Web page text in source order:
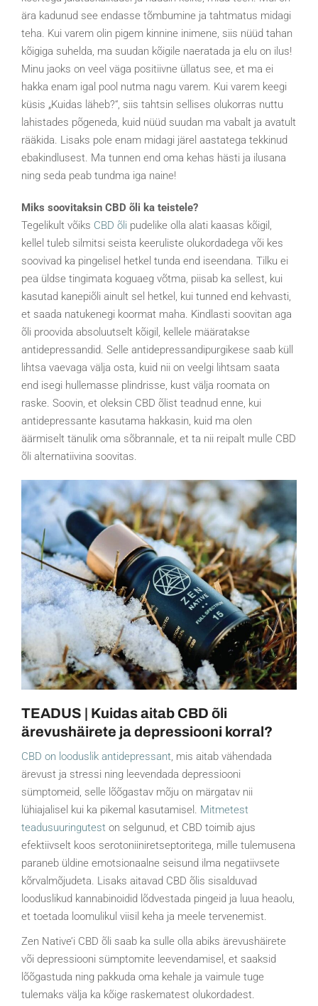
ära kadunud see endasse tõmbumine ja tahtmatus midagi
teha. Kui varem olin pigem kinnine inimene, siis nüüd tahan
kõigiga suhelda, ma suudan kõigile naeratada ja elu on ilus!
Minu jaoks on veel väga positiivne üllatus see, et ma ei
hakka enam igal pool nutma nagu varem. Kui varem keegi
küsis „Kuidas läheb?“, siis tahtsin sellises olukorras nuttu
lahistades põgeneda, kuid nüüd suudan ma vabalt ja avatult
rääkida. Lisaks pole enam midagi järel aastatega tekkinud
ebakindlusest. Ma tunnen end oma kehas hästi ja ilusana
ning seda peab tundma iga naine!
Miks soovitaksin CBD õli ka teistele?
Tegelikult võiks CBD õli pudelike olla alati kaasas kõigil,
kellel tuleb silmitsi seista keeruliste olukordadega või kes
soovivad ka pingelisel hetkel tunda end iseendana. Tilku ei
pea üldse tingimata koguaeg võtma, piisab ka sellest, kui
kasutad kanepiõli ainult sel hetkel, kui tunned end kehvasti,
et saada natukenegi koormat maha. Kindlasti soovitan aga
õli proovida absoluutselt kõigil, kellele määratakse
antidepressandid. Selle antidepressandipurgikese saab küll
lihtsa vaevaga välja osta, kuid nii on veelgi lihtsam saata
end isegi hullemasse plindrisse, kust välja roomata on
raske. Soovin, et oleksin CBD õlist teadnud enne, kui
antidepressante kasutama hakkasin, kuid ma olen
äärmiselt tänulik oma sõbrannale, et ta nii reipalt mulle CBD
õli alternatiivina soovitas.
TEADUS | Kuidas aitab CBD õli
ärevushäirete ja depressiooni korral?
CBD on looduslik antidepressant, mis aitab vähendada
ärevust ja stressi ning leevendada depressiooni
sümptomeid, selle lõõgastav mõju on märgatav nii
lühiajalisel kui ka pikemal kasutamisel. Mitmetest
teadusuuringutest on selgunud, et CBD toimib ajus
efektiivselt koos serotoniiniretseptoritega, mille tulemusena
paraneb üldine emotsionaalne seisund ilma negatiivsete
kõrvalmõjudeta. Lisaks aitavad CBD õlis sisalduvad
looduslikud kannabinoidid lõdvestada pingeid ja luua heaolu,
et toetada loomulikul viisil keha ja meele tervenemist.
Zen Native’i CBD õli saab ka sulle olla abiks ärevushäirete
või depressiooni sümptomite leevendamisel, et saaksid
lõõgastuda ning pakkuda oma kehale ja vaimule tuge
tulemaks välja ka kõige raskematest olukordadest.